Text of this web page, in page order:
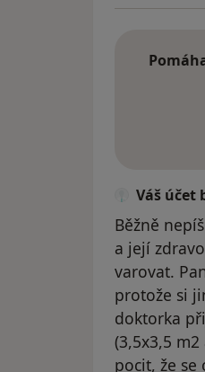
Váš účet
Běžně
a její
varovat.
protože si
doktorka
(3,5x3,5
pocit, že